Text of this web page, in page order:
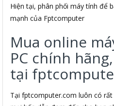
Hiện tại, phân phối máy tính để
mạnh của Fptcomputer
Mua online
PC chính
tại
Tại fptcomputer.com luôn có